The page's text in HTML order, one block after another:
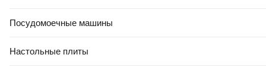
Посудомоечные машины
Настольные плиты
4.9(12)